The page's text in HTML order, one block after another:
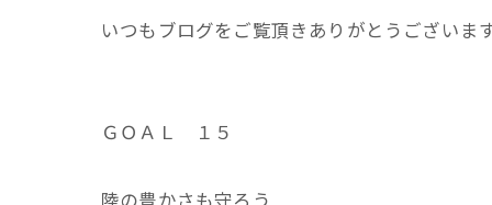
いつもブログをご覧頂きありがとうございま
ＧＯＡＬ １５
陸の豊かさも守ろう